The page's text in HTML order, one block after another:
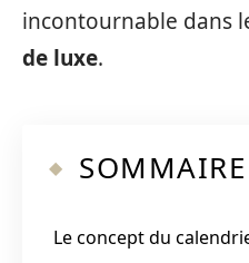
incontournable dans
de luxe.
SOMMAIRE
Le concept du